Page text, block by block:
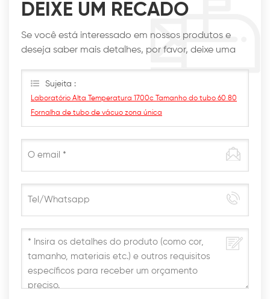
DEIXE UM RECADO
Se você está interessado em nossos produtos e
deseja saber mais detalhes, por favor, deixe uma
possível.Sujeita :
Laboratório Alta Temperatura 1700c Tamanho do tubo 60 80
Fornalha de tubo de vácuo zona única